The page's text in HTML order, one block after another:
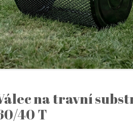
na travní
40 T